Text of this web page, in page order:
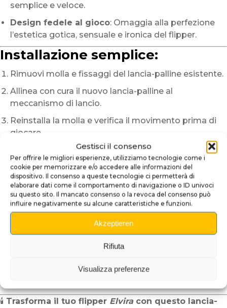
Gestisci il consenso
Per offrire le migliori esperienze, utilizziamo tecnologie come i
cookie per memorizzare e/o accedere alle informazioni del
dispositivo. Il consenso a queste tecnologie ci permetterà di
elaborare dati come il comportamento di navigazione o ID univoci
su questo sito. Il mancato consenso o la revoca del consenso può
influire negativamente su alcune caratteristiche e funzioni.
Akzeptieren
Rifiuta
Visualizza preferenze
semplice e veloce.
Design fedele al gioco: Omaggia alla perfezione
l’estetica gotica, sensuale e ironica del flipper.
Installazione semplice:
Rimuovi molla e fissaggi del lancia-palline esistente.
Allinea con cura il nuovo lancia-palline al
meccanismo di lancio.
Reinstalla la molla e verifica il movimento prima di
giocare.
Perché scegliere il nostro
Lancia-Palline Elvira?
Un omaggio a un’icona cult : Incorpora tutta la
teatralità e lo stile gotico di Elvira.
Un design accattivante e carismatico
: Il busto di
Elvira cattura l’attenzione e aggiunge personalità al
dipinto a mano con grande cura – un’autentica opera
🕯️ Trasforma il tuo flipper Elvira con questo lancia-